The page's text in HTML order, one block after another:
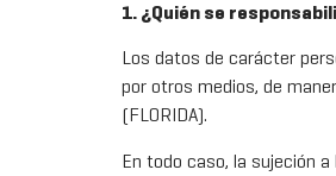
1. ¿Quién se
Los datos de carácter
por otros medios, de
(FLORIDA).
En todo caso, la sujeción